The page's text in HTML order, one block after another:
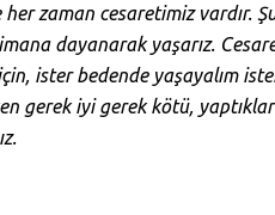
her zaman cesaretimiz vardır.
dayanarak yaşarız.
ister bedende yaşayalım
gerek iyi gerek kötü,